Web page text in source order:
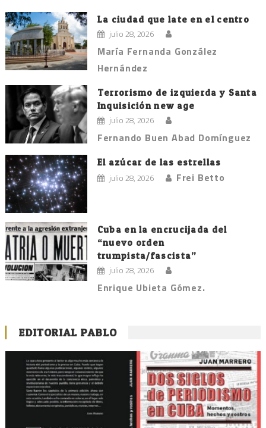
entradas
La ciudad que late en el centro
julio 28, 2026
María Fernanda González
Hernández
Terrorismo de izquierda y Santa
Inquisición new age
julio 28, 2026
Fernando Buen Abad Domínguez
El azúcar de las estrellas
julio 28, 2026 Frei Betto
Cuba en la encrucijada del
“nuevo orden
trumpista/fascista”
julio 28, 2026
Enrique Ubieta Gómez.
EDITORIAL PABLO